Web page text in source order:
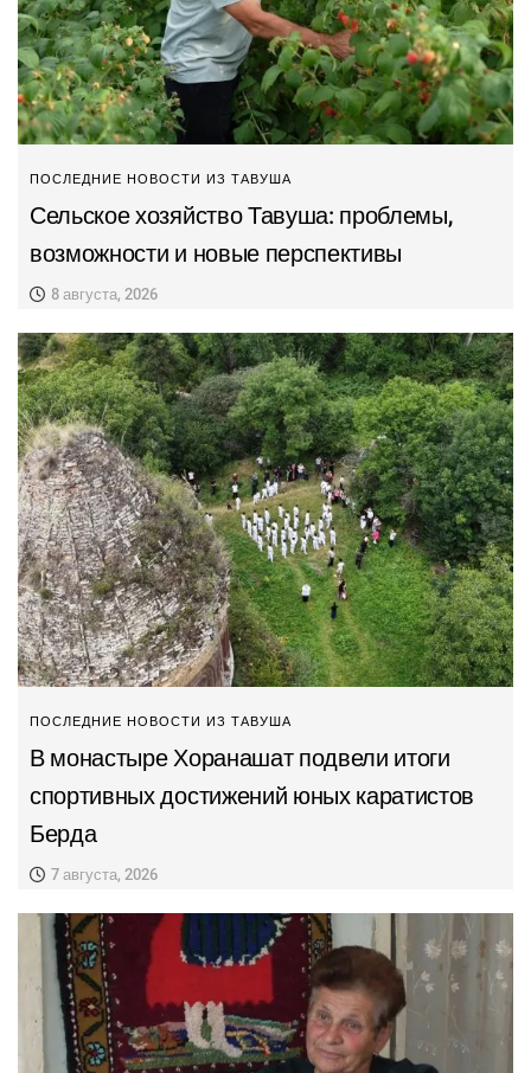
ПОСЛЕДНИЕ НОВОСТИ ИЗ ТАВУША
Сельское хозяйство Тавуша: проблемы,
возможности и новые перспективы
8 августа, 2026
ПОСЛЕДНИЕ НОВОСТИ ИЗ ТАВУША
В монастыре Хоранашат подвели итоги
спортивных достижений юных каратистов
Берда
7 августа, 2026